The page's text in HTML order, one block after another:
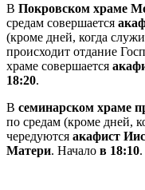
В Покровском храме
средам совершается
(кроме дней, когда
происходит отдание
храме совершается
18:20.
В семинарском храме
по средам (кроме дней,
чередуются акафист
Матери. Начало в 18:10.